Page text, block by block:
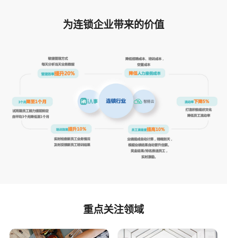
为连锁企业带来的价值
重点关注领域